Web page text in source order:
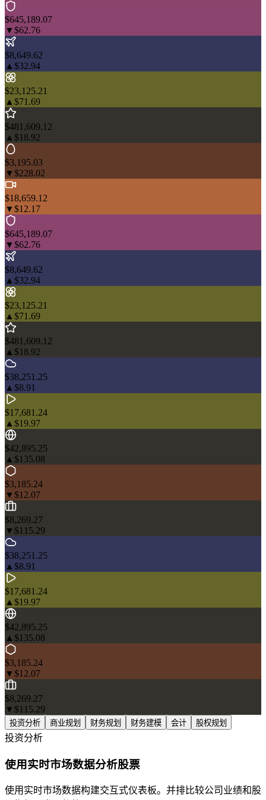
$645,189.07
▼$62.76
$8,649.62
▲ $32.94
$23,125.21
▲ $71.69
$481,609.12
▲ $18.92
$3,195.03
▼$228.02
$18,659.12
▼$12.17
$645,189.07
▼$62.76
$8,649.62
▲ $32.94
$23,125.21
▲ $71.69
$481,609.12
▲ $18.92
$38,251.25
▲ $8.91
$17,681.24
▲ $19.97
$42,895.25
▲ $135.08
$3,185.24
▼$12.07
$8,269.27
▼ $115.29
$38,251.25
▲ $8.91
$17,681.24
▲ $19.97
$42,895.25
▲ $135.08
$3,185.24
▼$12.07
$8,269.27
▼ $115.29
投资分析 商业规划 财务规划 财务建模 会计 股权规划
投资分析
使用实时市场数据分析股票
使用实时市场数据构建交互式仪表板。并排比较公司业绩和股